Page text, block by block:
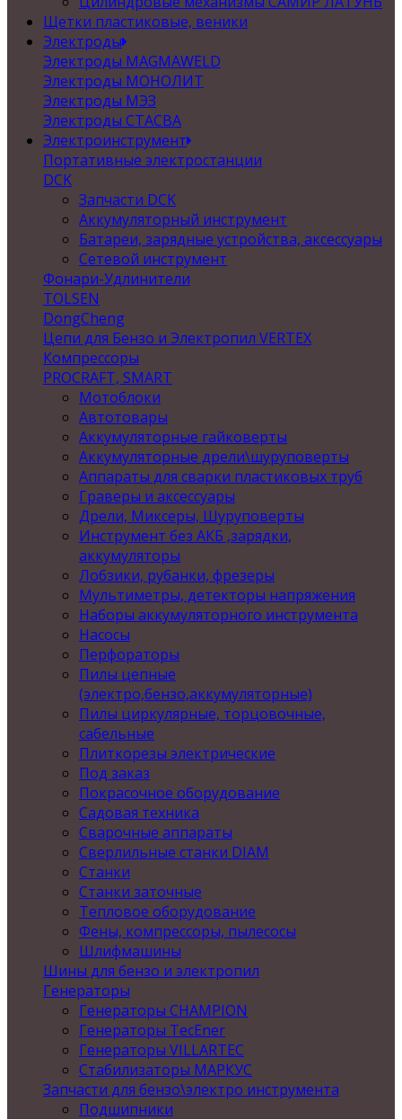
Щетки пластиковые, веники
Электроды
Электроды MAGMAWELD
Электроды МОНОЛИТ
Электроды МЭЗ
Электроды СТАСВА
Электроинструмент
Портативные электростанции
DCK
Запчасти DCK
Аккумуляторный инструмент
Батареи, зарядные устройства, аксессуары
Сетевой инструмент
Фонари-Удлинители
TOLSEN
DongCheng
Цепи для Бензо и Электропил VERTEX
Компрессоры
PROCRAFT, SMART
Мотоблоки
Автотовары
Аккумуляторные гайковерты
Аккумуляторные дрели\шуруповерты
Аппараты для сварки пластиковых труб
Граверы и аксессуары
Дрели, Миксеры, Шуруповерты
Инструмент без АКБ ,зарядки,
аккумуляторы
Лобзики, рубанки, фрезеры
Мультиметры, детекторы напряжения
Наборы аккумуляторного инструмента
Насосы
Перфораторы
Пилы цепные
(электро,бензо,аккумуляторные)
Пилы циркулярные, торцовочные,
сабельные
Плиткорезы электрические
Под заказ
Покрасочное оборудование
Садовая техника
Сварочные аппараты
Сверлильные станки DIAM
Станки
Станки заточные
Тепловое оборудование
Фены, компрессоры, пылесосы
Шлифмашины
Шины для бензо и электропил
Генераторы
Генераторы CHAMPION
Генераторы TecEner
Генераторы VILLARTEC
Стабилизаторы МАРКУС
Запчасти для бензо\электро инструмента
Подшипники